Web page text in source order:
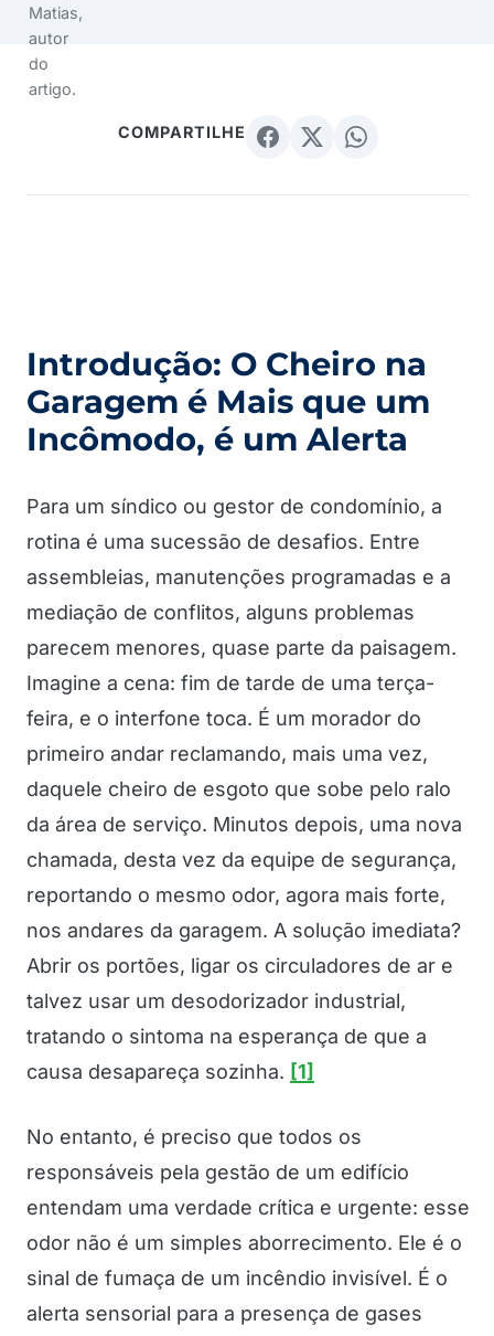
COMPARTILHE
Introdução: O Cheiro na
Garagem é Mais que um
Incômodo, é um Alerta
Para um síndico ou gestor de condomínio, a
rotina é uma sucessão de desafios. Entre
assembleias, manutenções programadas e a
mediação de conflitos, alguns problemas
parecem menores, quase parte da paisagem.
Imagine a cena: fim de tarde de uma terça-
feira, e o interfone toca. É um morador do
primeiro andar reclamando, mais uma vez,
daquele cheiro de esgoto que sobe pelo ralo
da área de serviço. Minutos depois, uma nova
chamada, desta vez da equipe de segurança,
reportando o mesmo odor, agora mais forte,
nos andares da garagem. A solução imediata?
Abrir os portões, ligar os circuladores de ar e
talvez usar um desodorizador industrial,
tratando o sintoma na esperança de que a
causa desapareça sozinha. [1]
No entanto, é preciso que todos os
responsáveis pela gestão de um edifício
entendam uma verdade crítica e urgente: esse
odor não é um simples aborrecimento. Ele é o
sinal de fumaça de um incêndio invisível. É o
alerta sensorial para a presença de gases